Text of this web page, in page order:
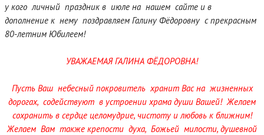
у кого личный праздник в июле на нашем сайте и в
дополнение к нему поздравляем Галину Фёдоровну с прекрасным
80-летним Юбилеем!
УВАЖАЕМАЯ ГАЛИНА ФЁДОРОВНА!
Пусть Ваш небесный покровитель хранит Вас на жизненных
дорогах, содействуют в устроении храма души Вашей! Желаем
сохранить в сердце целомудрие, чистоту и любовь к ближним!
Желаем Вам также крепости духа, Божьей милости, душевной